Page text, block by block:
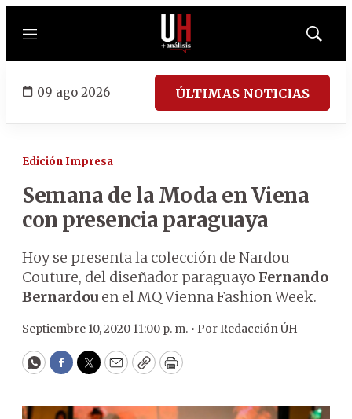
Menú
Mostrar
09 ago 2026 ÚLTIMAS NOTICIAS
Edición Impresa
Semana de la Moda en Viena
con presencia paraguaya
Hoy se presenta la colección de Nardou
Couture, del diseñador paraguayo Fernando
Bernardou en el MQ Vienna Fashion Week.
Septiembre 10, 2020 11:00 p. m. • Por Redacción ÚH
WhatsApp
Facebook
Twitter
EmailCopyPrint